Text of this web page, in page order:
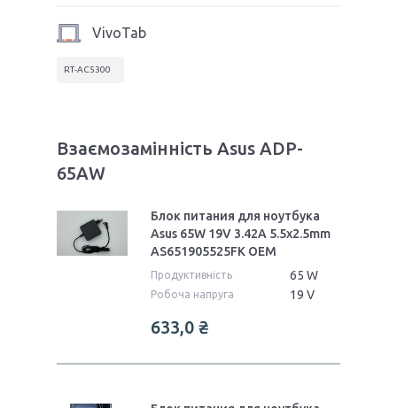
VivoTab
RT-AC5300
Взаємозамінність Asus ADP-
65AW
Блок питания для ноутбука
Asus 65W 19V 3.42A 5.5x2.5mm
AS651905525FK OEM
Продуктивність 65 W
Робоча напруга 19 V
633,0 ₴